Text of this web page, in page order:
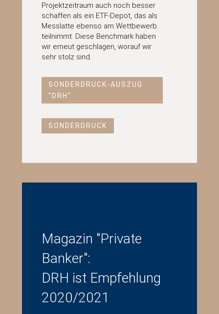
Projektzeitraum auch noch besser
schaffen als ein ETF-Depot, das als
Messlatte ebenso am Wettbewerb
teilnimmt. Diese Benchmark haben
wir erneut geschlagen, worauf wir
sehr stolz sind.
SONDERDRUCK-AUSZUG
"DRH"
SONDERDRUCK
Magazin "Private
Banker":
DRH ist Empfehlung
2020/2021